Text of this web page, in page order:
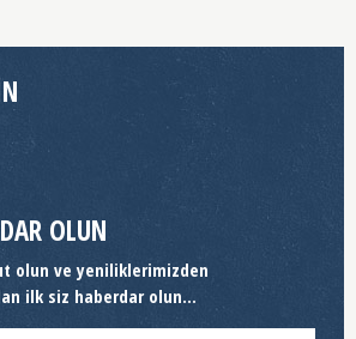
OLUN
olun ve yeniliklerimizden
ilk siz haberdar olun...